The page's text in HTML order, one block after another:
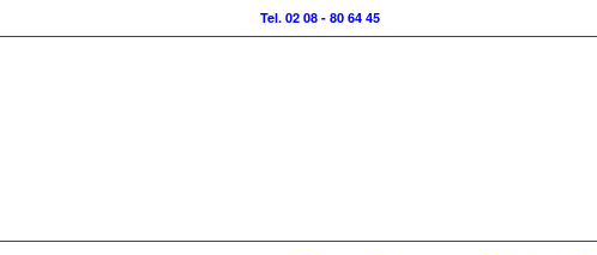
Tel. 02 08 - 80 64 45